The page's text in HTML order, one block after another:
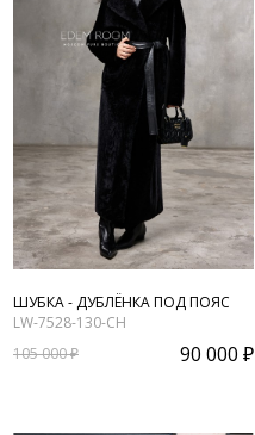
ШУБКА - ДУБЛЁНКА ПОД ПОЯС
LW-7528-130-CH
105 000 ₽
90 000 ₽